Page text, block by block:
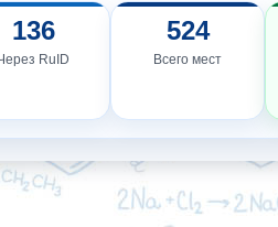
136
RuID
524
Всего мест